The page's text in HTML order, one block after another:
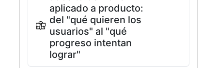
aplicado a producto:
del "qué quieren los
usuarios" al "qué
progreso intentan
lograr"